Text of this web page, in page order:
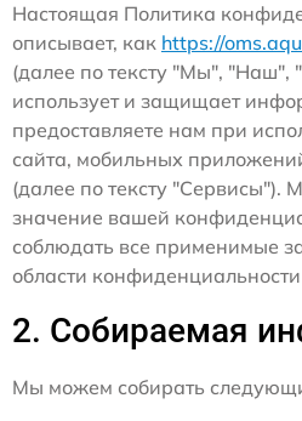
Настоящая Политика
описывает, как https://
(далее по тексту "Мы", "Наш",
использует и защищает
предоставляете нам при
сайта, мобильных
(далее по тексту "Сервисы").
значение вашей
соблюдать все применимые
области
2. Собираемая
Мы можем собирать